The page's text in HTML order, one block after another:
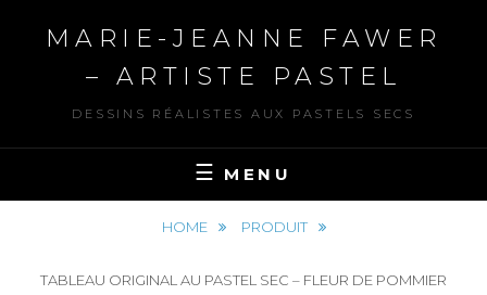
MARIE-JEANNE FAWER
– ARTISTE PASTEL
DESSINS RÉALISTES AUX PASTELS SECS
MENU
HOME PRODUIT
TABLEAU ORIGINAL AU PASTEL SEC – FLEUR DE POMMIER